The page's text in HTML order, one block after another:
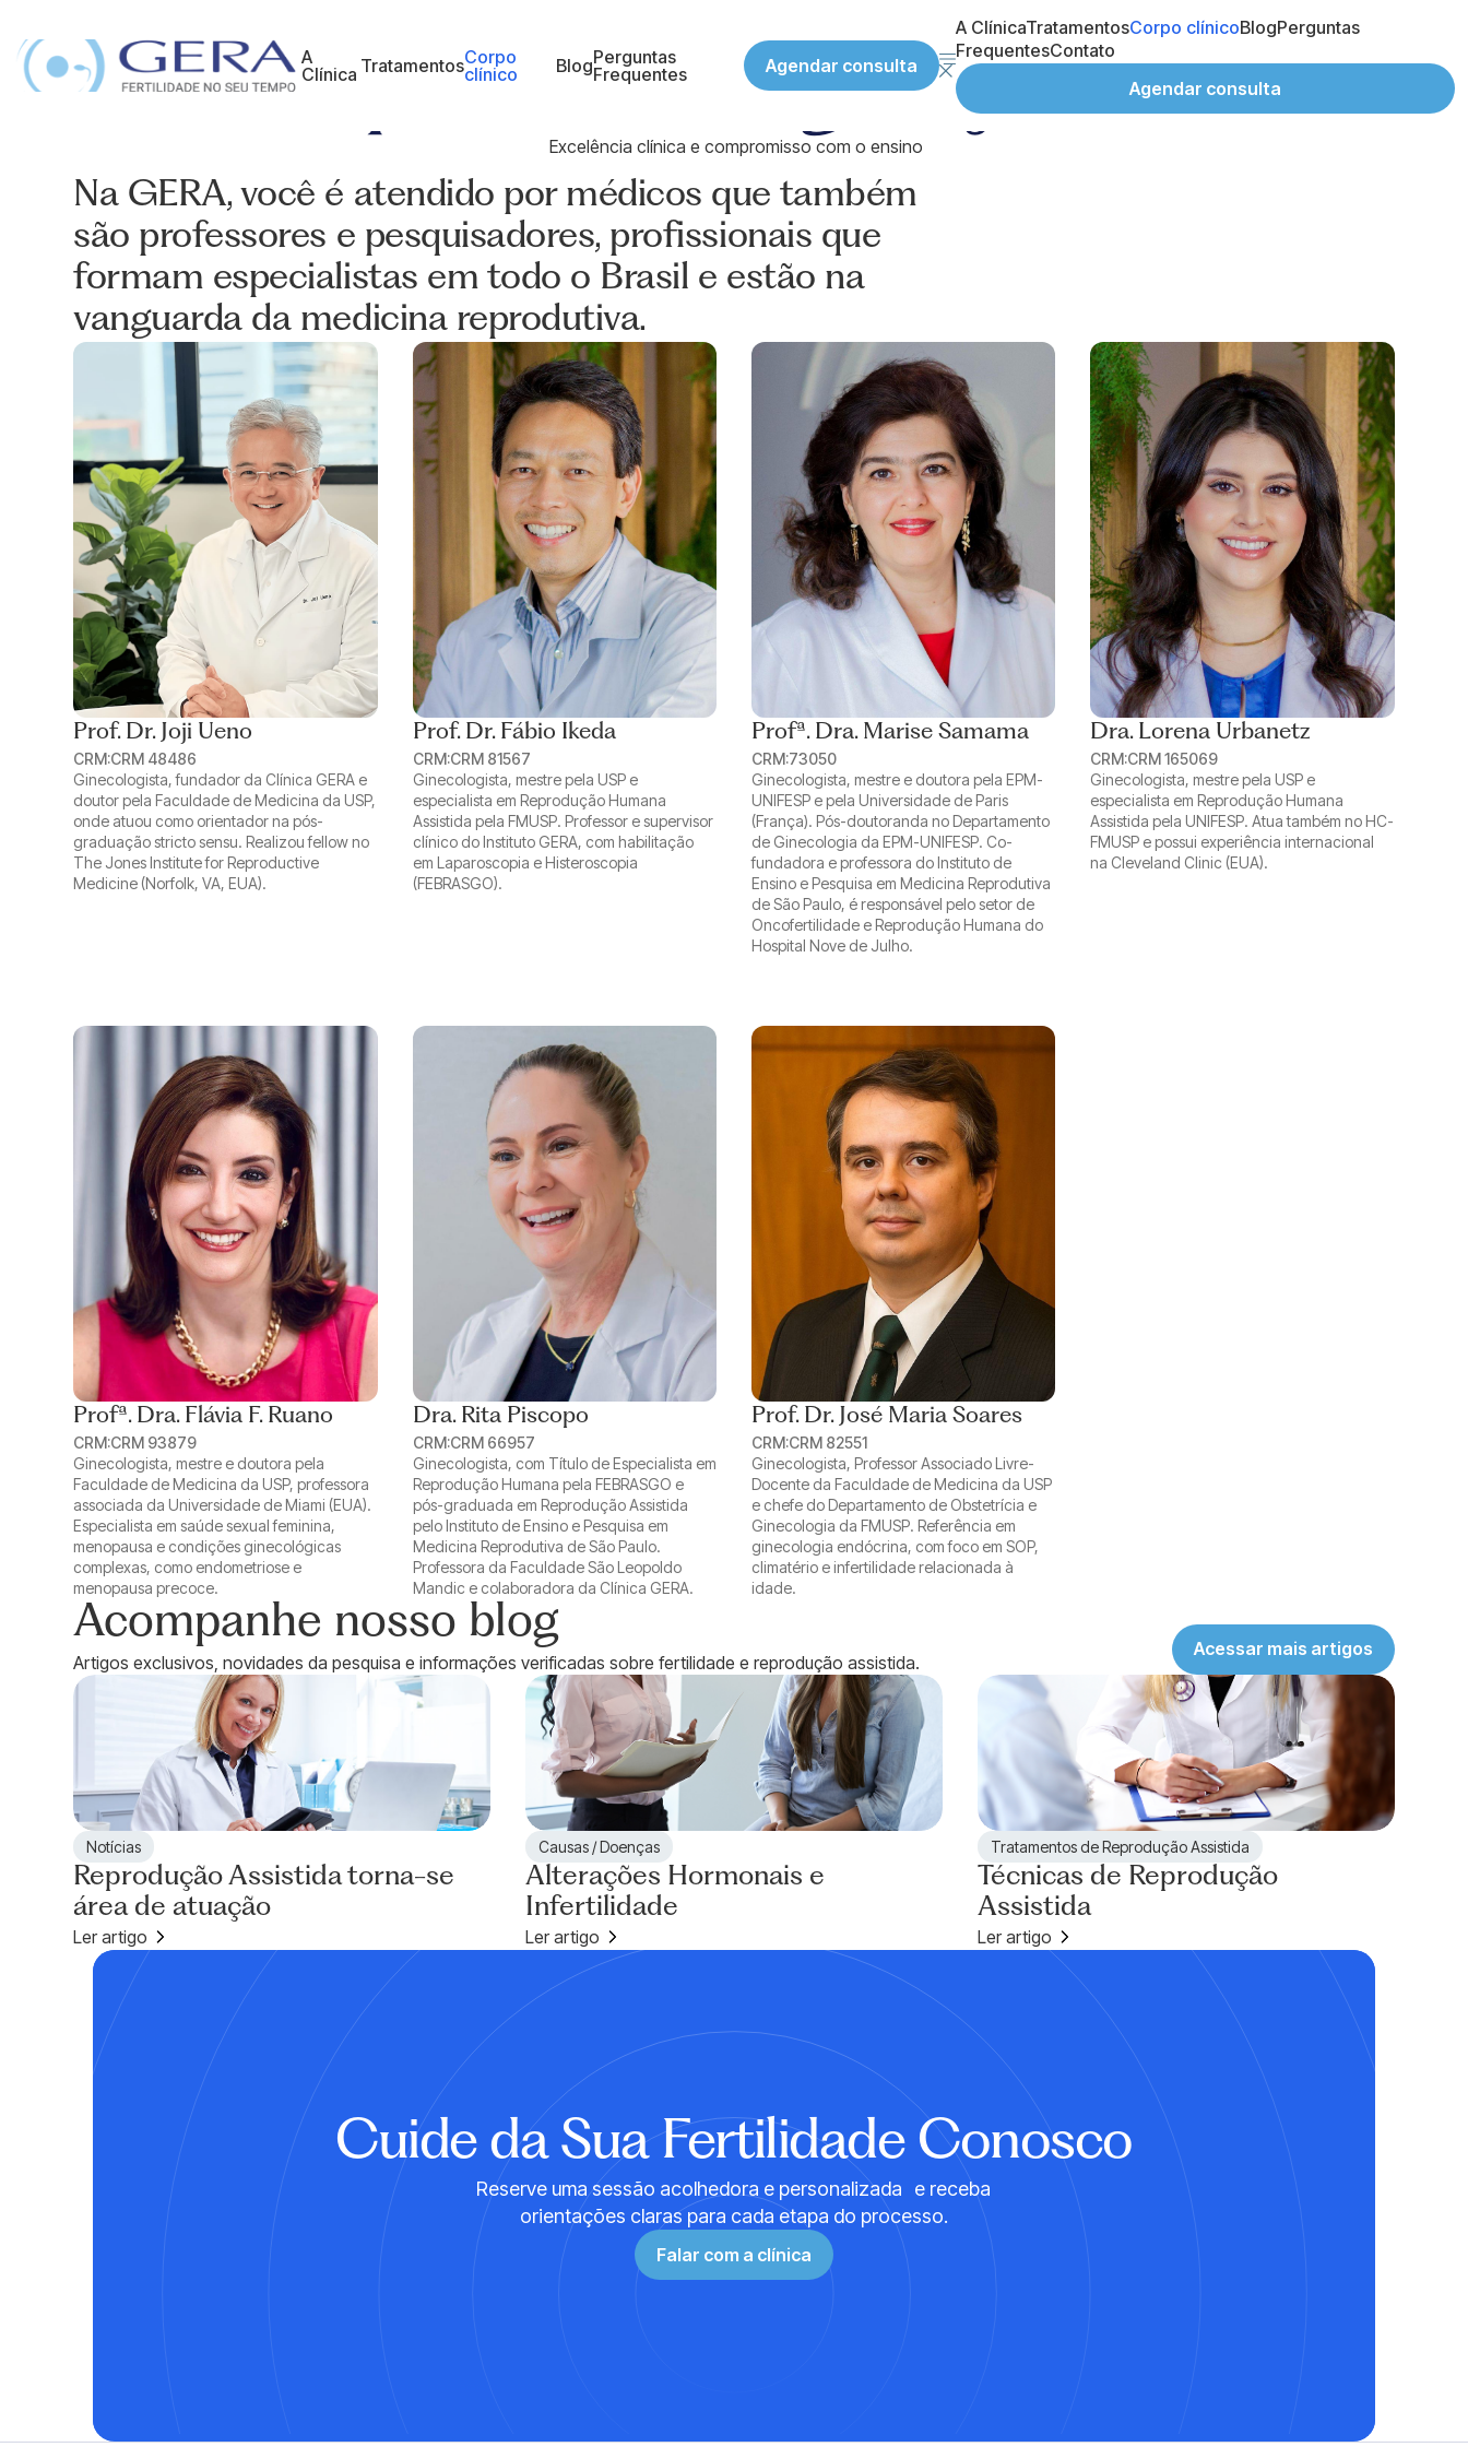
A
Clínica TratamentosCorpo
clínico
BlogPerguntas
Frequentes
Agendar consulta
A ClínicaTratamentosCorpo clínicoBlogPerguntas
FrequentesContato
Agendar consulta
Médicos Professores
que formam gerações
Excelência clínica e compromisso com o ensino
Na GERA, você é atendido por médicos que também
são professores e pesquisadores, profissionais que
formam especialistas em todo o Brasil e estão na
vanguarda da medicina reprodutiva.
Prof. Dr. Joji Ueno
CRM:CRM 48486
Ginecologista, fundador da Clínica GERA e
doutor pela Faculdade de Medicina da USP,
onde atuou como orientador na pós-
graduação stricto sensu. Realizou fellow no
The Jones Institute for Reproductive
Medicine (Norfolk, VA, EUA).
Prof. Dr. Fábio Ikeda
CRM:CRM 81567
Ginecologista, mestre pela USP e
especialista em Reprodução Humana
Assistida pela FMUSP. Professor e supervisor
clínico do Instituto GERA, com habilitação
em Laparoscopia e Histeroscopia
(FEBRASGO).
Profª. Dra. Marise Samama
CRM:73050
Ginecologista, mestre e doutora pela EPM-
UNIFESP e pela Universidade de Paris
(França). Pós-doutoranda no Departamento
de Ginecologia da EPM-UNIFESP. Co-
fundadora e professora do Instituto de
Ensino e Pesquisa em Medicina Reprodutiva
de São Paulo, é responsável pelo setor de
Oncofertilidade e Reprodução Humana do
Hospital Nove de Julho.
Dra. Lorena Urbanetz
CRM:CRM 165069
Ginecologista, mestre pela USP e
especialista em Reprodução Humana
Assistida pela UNIFESP. Atua também no HC-
FMUSP e possui experiência internacional
na Cleveland Clinic (EUA).
Profª. Dra. Flávia F. Ruano
CRM:CRM 93879
Ginecologista, mestre e doutora pela
Faculdade de Medicina da USP, professora
associada da Universidade de Miami (EUA).
Especialista em saúde sexual feminina,
menopausa e condições ginecológicas
complexas, como endometriose e
menopausa precoce.
Dra. Rita Piscopo
CRM:CRM 66957
Ginecologista, com Título de Especialista em
Reprodução Humana pela FEBRASGO e
pós-graduada em Reprodução Assistida
pelo Instituto de Ensino e Pesquisa em
Medicina Reprodutiva de São Paulo.
Professora da Faculdade São Leopoldo
Mandic e colaboradora da Clínica GERA.
Prof. Dr. José Maria Soares
CRM:CRM 82551
Ginecologista, Professor Associado Livre-
Docente da Faculdade de Medicina da USP
e chefe do Departamento de Obstetrícia e
Ginecologia da FMUSP. Referência em
ginecologia endócrina, com foco em SOP,
climatério e infertilidade relacionada à
idade.
Acompanhe nosso blog
Artigos exclusivos, novidades da pesquisa e informações verificadas sobre fertilidade e reprodução assistida.
Acessar mais artigos
Notícias
Reprodução Assistida torna-se
área de atuação
Ler artigo
Causas / Doenças
Alterações Hormonais e
Infertilidade
Ler artigo
Tratamentos de Reprodução Assistida
Técnicas de Reprodução
Assistida
Ler artigo
Cuide da Sua Fertilidade Conosco
Reserve uma sessão acolhedora e personalizada e receba
orientações claras para cada etapa do processo.
Falar com a clínica